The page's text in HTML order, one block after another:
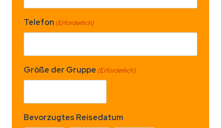
Telefon (Erforderlich)
Größe der Gruppe (Erforderlich)
Bevorzugtes Reisedatum